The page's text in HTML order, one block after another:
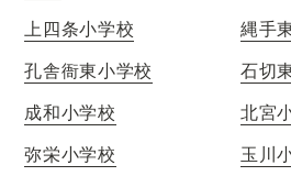
上四条小学校
縄手
孔舎衙東小学校
石切
成和小学校
北宮
弥栄小学校
玉川